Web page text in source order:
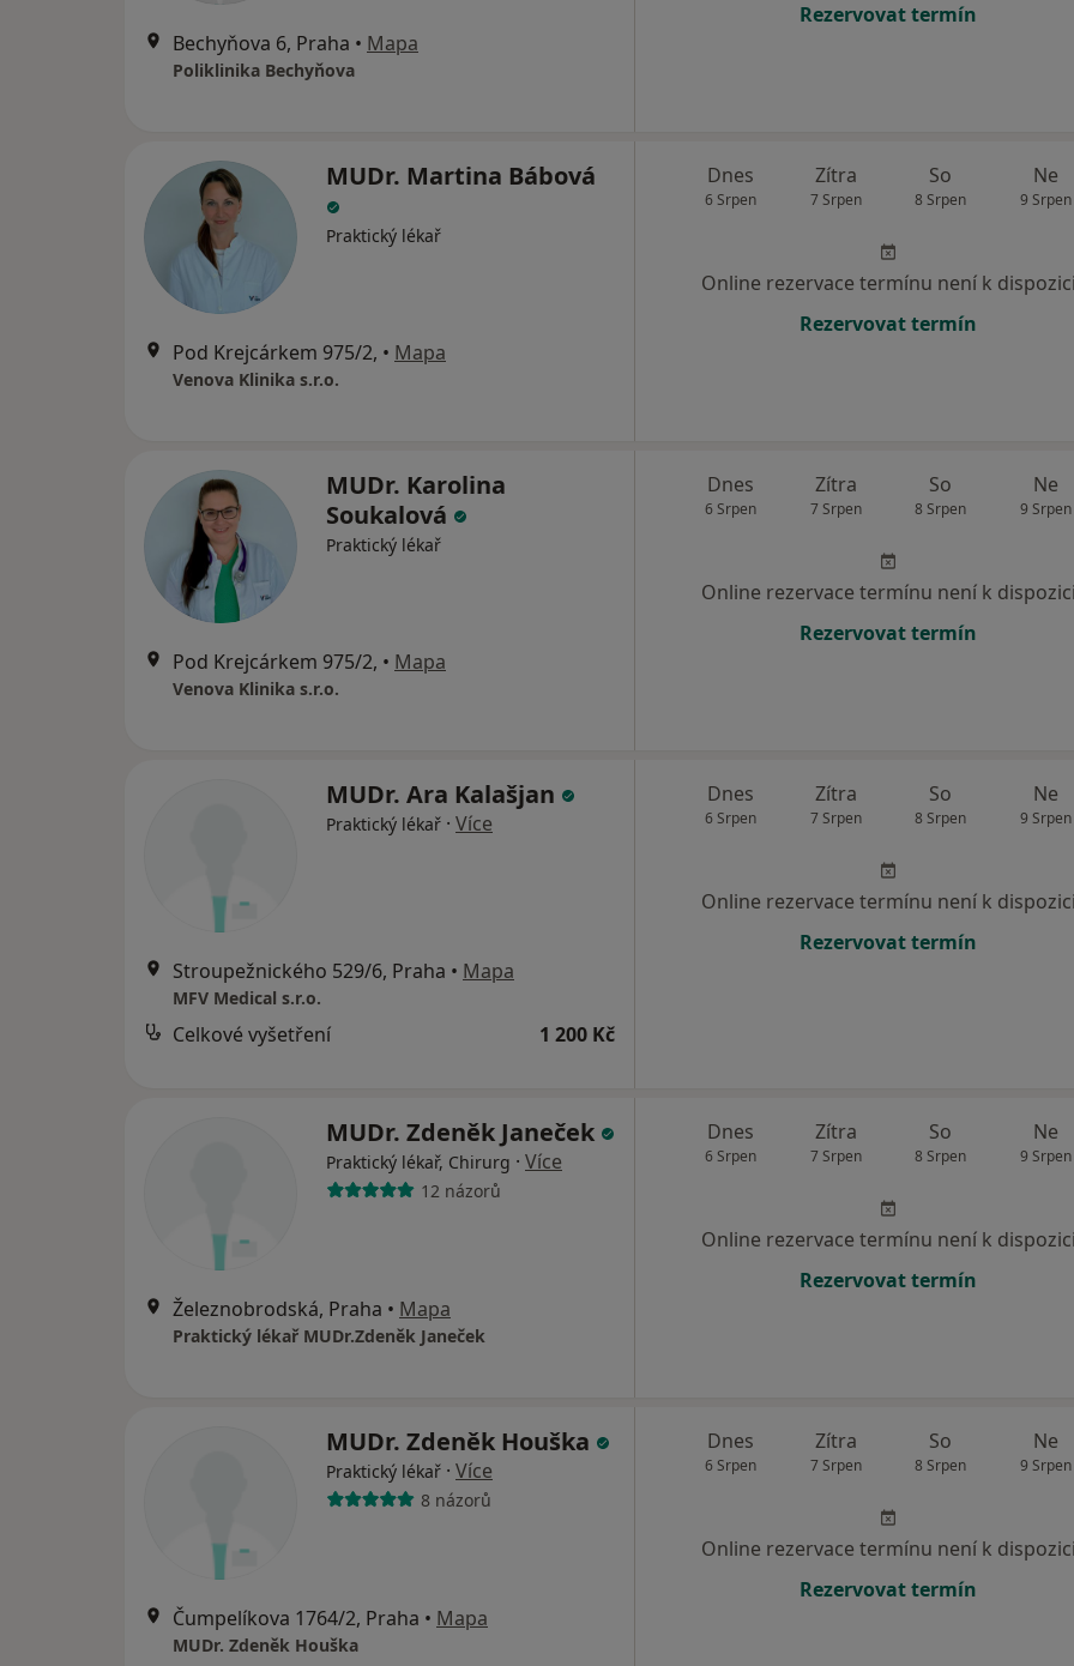
Bechyňova 6, Praha • Mapa
Poliklinika Bechyňova
Rezervovat termín
MUDr. Martina Bábová
Praktický lékař
Pod Krejcárkem 975/2, • Mapa
Venova Klinika s.r.o.
Dnes
6 Srpen
Zítra
7 Srpen
So
8 Srpen
Ne
9 Srpen
Online rezervace termínu není k dispozici
Rezervovat termín
MUDr. Karolina
Soukalová
Praktický lékař
Pod Krejcárkem 975/2, • Mapa
Venova Klinika s.r.o.
Dnes
6 Srpen
Zítra
7 Srpen
So
8 Srpen
Ne
9 Srpen
Online rezervace termínu není k dispozici
Rezervovat termín
MUDr. Ara Kalašjan
Praktický lékař · Více
Stroupežnického 529/6, Praha • Mapa
MFV Medical s.r.o.
Celkové vyšetření 1 200 Kč
Dnes
6 Srpen
Zítra
7 Srpen
So
8 Srpen
Ne
9 Srpen
Online rezervace termínu není k dispozici
Rezervovat termín
MUDr. Zdeněk Janeček
Praktický lékař, Chirurg · Více
12 názorů
Železnobrodská, Praha • Mapa
Praktický lékař MUDr.Zdeněk Janeček
Dnes
6 Srpen
Zítra
7 Srpen
So
8 Srpen
Ne
9 Srpen
Online rezervace termínu není k dispozici
Rezervovat termín
MUDr. Zdeněk Houška
Praktický lékař · Více
8 názorů
Čumpelíkova 1764/2, Praha • Mapa
MUDr. Zdeněk Houška
Dnes
6 Srpen
Zítra
7 Srpen
So
8 Srpen
Ne
9 Srpen
Online rezervace termínu není k dispozici
Rezervovat termín